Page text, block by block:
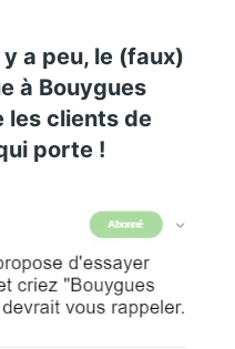
a peu, le (faux)
à Bouygues
les clients de
porte !